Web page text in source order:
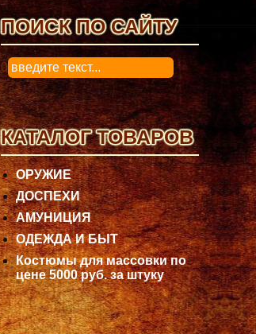
ПОИСК ПО САЙТУ
0
КАТАЛОГ ТОВАРОВ
ОРУЖИЕ
ДОСПЕХИ
АМУНИЦИЯ
ОДЕЖДА И БЫТ
Костюмы для массовки по
цене 5000 руб. за штуку